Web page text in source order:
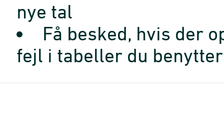
nye tal
Få besked, hvis der
fejl i tabeller du benytter